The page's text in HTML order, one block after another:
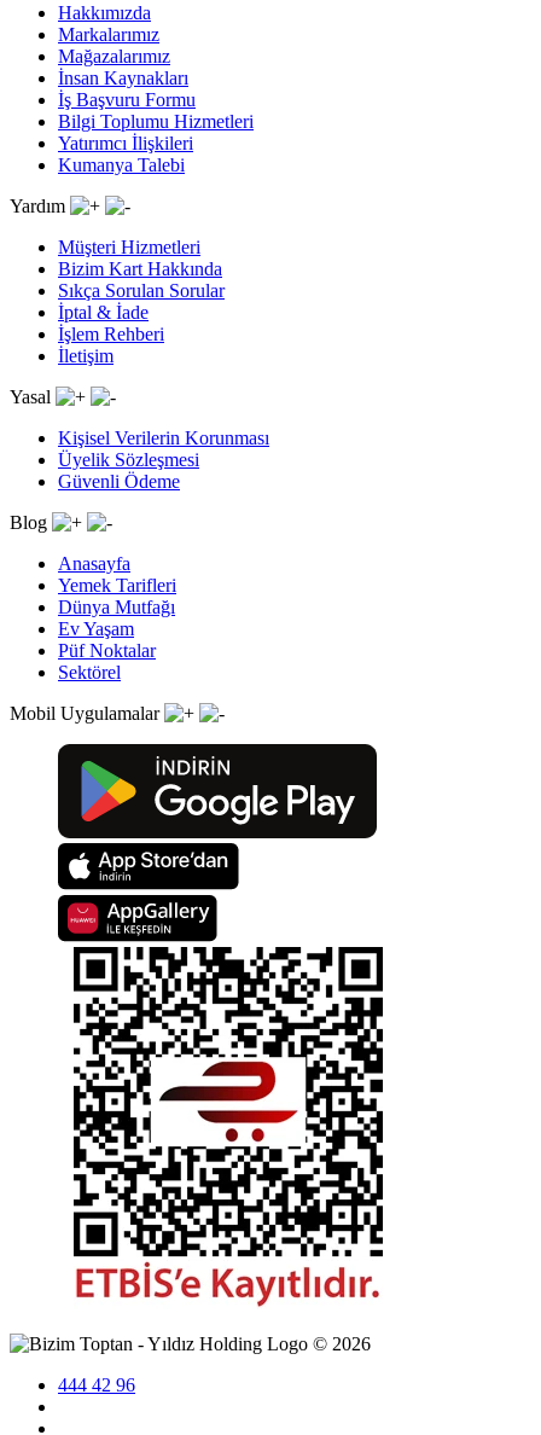
Hakkımızda
Markalarımız
Mağazalarımız
İnsan Kaynakları
İş Başvuru Formu
Bilgi Toplumu Hizmetleri
Yatırımcı İlişkileri
Kumanya Talebi
Yardım
Müşteri Hizmetleri
Bizim Kart Hakkında
Sıkça Sorulan Sorular
İptal & İade
İşlem Rehberi
İletişim
Yasal
Kişisel Verilerin Korunması
Üyelik Sözleşmesi
Güvenli Ödeme
Blog
Anasayfa
Yemek Tarifleri
Dünya Mutfağı
Ev Yaşam
Püf Noktalar
Sektörel
Mobil Uygulamalar
© 2026
444 42 96